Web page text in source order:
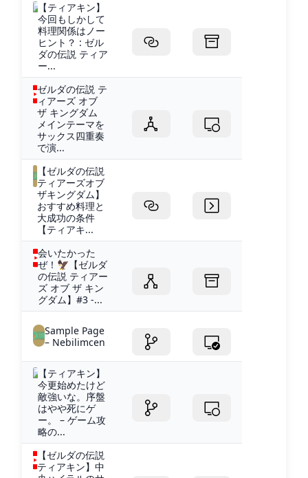
【ティアキン】
今回もしかして
料理関係はノー
ヒント？ : ゼル
ダの伝説 ティア
ー...
ゼルダの伝説 テ
ィアーズ オブ
ザ キングダム
メインテーマを
サックス四重奏
で演...
【ゼルダの伝説
ティアーズオブ
ザキングダム】
おすすめ料理と
大成功の条件
【ティアキ...
会いたかった
ぜ！🦅【ゼルダ
の伝説 ティアー
ズ オブ ザ キン
グダム】#3 -...
Sample Page
– Nebilimcen
【ティアキン】
今更始めたけど
敵強いな。序盤
はやや死にゲ
ー。 – ゲーム攻
略の...
【ゼルダの伝説
ティアキン】中